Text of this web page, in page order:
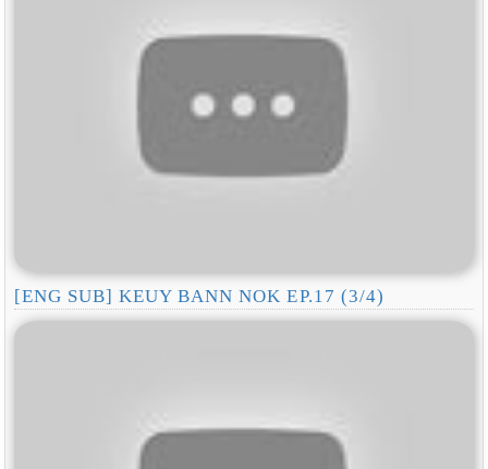
[ENG SUB] KEUY BANN NOK EP.17 (3/4)